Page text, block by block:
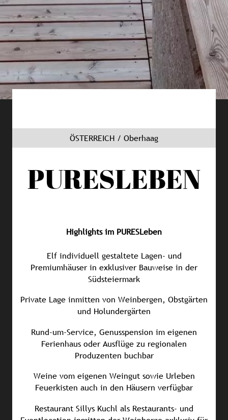
ÖSTERREICH / Oberhaag
PURESLEBEN
Highlights im PURESLeben
Elf individuell gestaltete Lagen- und
Premiumhäuser in exklusiver Bauweise in der
Südsteiermark
Private Lage inmitten von Weinbergen, Obstgärten
und Holundergärten
Rund-um-Service, Genusspension im eigenen
Ferienhaus oder Ausflüge zu regionalen
Produzenten buchbar
Weine vom eigenen Weingut sowie Urleben
Feuerkisten auch in den Häusern verfügbar
Restaurant Sillys Kuchl als Restaurants- und